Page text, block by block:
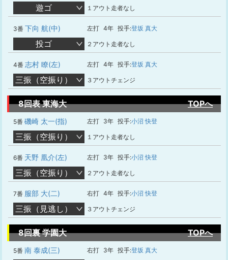
遊ゴ １アウト走者なし
3番 下向 航(中) 左打 4年 投手:登坂 真大
投ゴ ２アウト走者なし
4番 志村 瞭(左) 左打 4年 投手:登坂 真大
三振（空振り） ３アウトチェンジ
8回表 東海大 TOPへ
5番 磯崎 太一(指) 左打 3年 投手:小沼 快登
三振（空振り） １アウト走者なし
6番 天野 凰介(左) 左打 3年 投手:小沼 快登
三振（空振り） ２アウト走者なし
7番 服部 大(二) 右打 4年 投手:小沼 快登
三振（見逃し） ３アウトチェンジ
8回裏 学園大 TOPへ
5番 南 泰成(三) 右打 3年 投手:登坂 真大